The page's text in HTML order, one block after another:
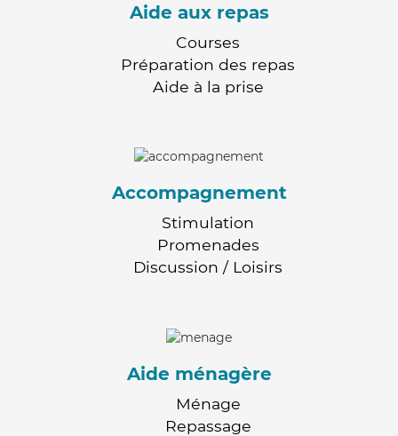
Aide aux repas
Courses
Préparation des repas
Aide à la prise
Accompagnement
Stimulation
Promenades
Discussion / Loisirs
Aide ménagère
Ménage
Repassage